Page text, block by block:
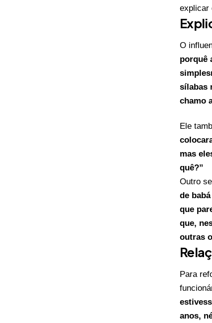
explicar
O
porquê
sílabas
chamo
Ele
mas
quê?”
Outro
de
que
que,
outras
Para
anos,